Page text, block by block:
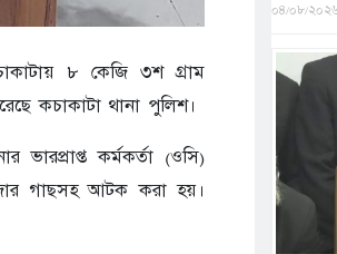
৮ কেজি ৩শ গ্রাম
কচাকাটা থানা পুলিশ।
ভারপ্রাপ্ত কর্মকর্তা (ওসি)
গাছসহ আটক করা হয়।
০৪/০৮/